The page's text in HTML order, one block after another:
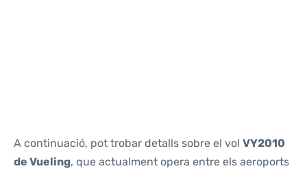
A continuació, pot trobar detalls sobre el vol VY2010
de Vueling, que actualment opera entre els aeroports